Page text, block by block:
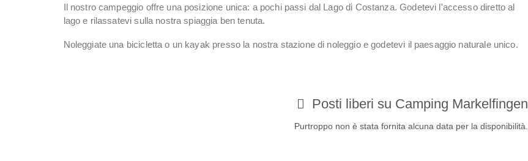
Il nostro campeggio offre una posizione unica: a pochi passi dal Lago di Costanza. Godetevi l'accesso diretto al
lago e rilassatevi sulla nostra spiaggia ben tenuta.
Noleggiate una bicicletta o un kayak presso la nostra stazione di noleggio e godetevi il paesaggio naturale unico.
Posti liberi su Camping Markelfingen
Purtroppo non è stata fornita alcuna data per la disponibilità.